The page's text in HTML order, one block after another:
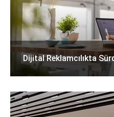
Dijital Reklamcılıkta